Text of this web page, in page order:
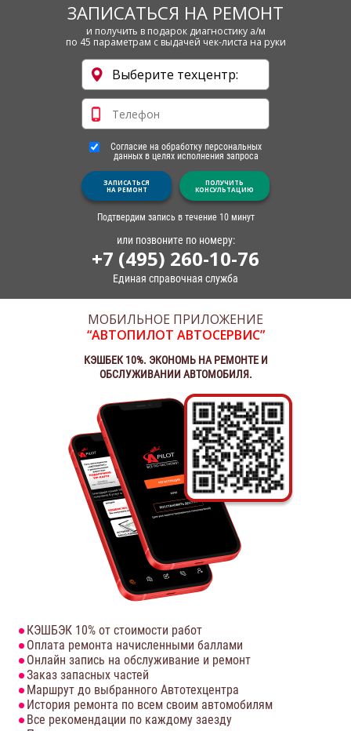
ЗАПИСАТЬСЯ НА РЕМОНТ
и получить в подарок диагностику а/м
по 45 параметрам с выдачей чек-листа на руки
Согласие на обработку персональных
данных в целях исполнения запроса
ЗАПИСАТЬСЯ
НА РЕМОНТ
ПОЛУЧИТЬ
КОНСУЛЬТАЦИЮ
Подтвердим запись в течение 10 минут
или позвоните по номеру:
+7 (495) 260-10-76
Единая справочная служба
МОБИЛЬНОЕ ПРИЛОЖЕНИЕ
“АВТОПИЛОТ АВТОСЕРВИС”
КЭШБЕК 10%. ЭКОНОМЬ НА РЕМОНТЕ И
ОБСЛУЖИВАНИИ АВТОМОБИЛЯ.
КЭШБЭК 10% от стоимости работ
Оплата ремонта начисленными баллами
Онлайн запись на обслуживание и ремонт
Заказ запасных частей
Маршрут до выбранного Автотехцентра
История ремонта по всем своим автомобилям
Все рекомендации по каждому заезду